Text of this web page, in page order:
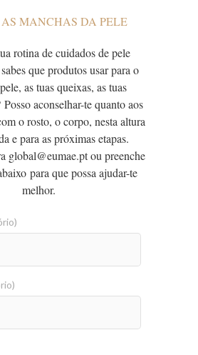
MANCHAS DA PELE
rotina de cuidados de pele
que produtos usar para o
as tuas queixas, as tuas
aconselhar-te quanto aos
o rosto, o corpo, nesta altura
e para as próximas etapas.
global@eumae.pt ou preenche
para que possa ajudar-te
melhor.